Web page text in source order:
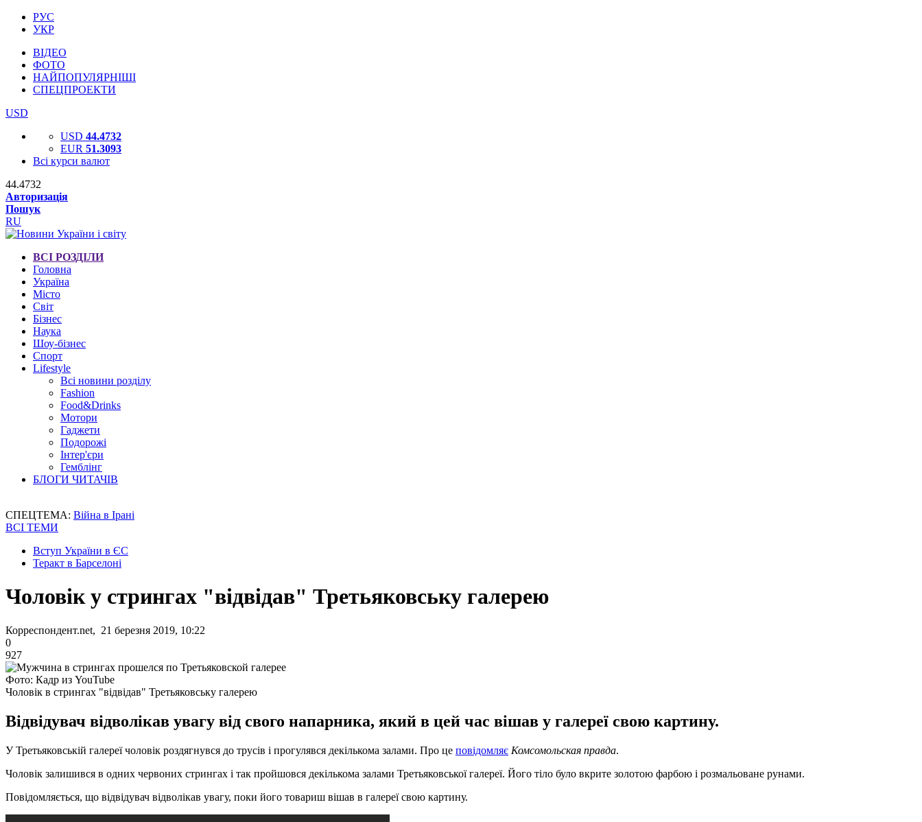
РУС
УКР
ВІДЕО
ФОТО
НАЙПОПУЛЯРНІШІ
СПЕЦПРОЕКТИ
USD
USD 44.4732
EUR 51.3093
Всі курси валют
44.4732
Авторизація
Пошук
RU
ВСІ РОЗДІЛИ
Головна
Україна
Місто
Світ
Бізнес
Наука
Шоу-бізнес
Спорт
Lifestyle
Всі новини розділу
Fashion
Food&Drinks
Мотори
Гаджети
Подорожі
Інтер'єри
Гемблінг
БЛОГИ ЧИТАЧІВ
СПЕЦТЕМА: Війна в Ірані
ВСІ ТЕМИ
Вступ України в ЄС
Теракт в Барселоні
Чоловік у стрингах "відвідав" Третьяковську галерею
Корреспондент.net, 21 березня 2019, 10:22
0
927
Фото: Кадр из YouTube
Чоловік в стрингах "відвідав" Третьяковську галерею
Відвідувач відволікав увагу від свого напарника, який в цей час вішав у галереї свою картину.
У Третьяковській галереї чоловік роздягнувся до трусів і прогулявся декількома залами. Про це повідомляє Комсомольская правда.
Чоловік залишився в одних червоних стрингах і так пройшовся декількома залами Третьяковської галереї. Його тіло було вкрите золотою фарбою і розмальоване рунами.
Повідомляється, що відвідувач відволікав увагу, поки його товариш вішав в галереї свою картину.